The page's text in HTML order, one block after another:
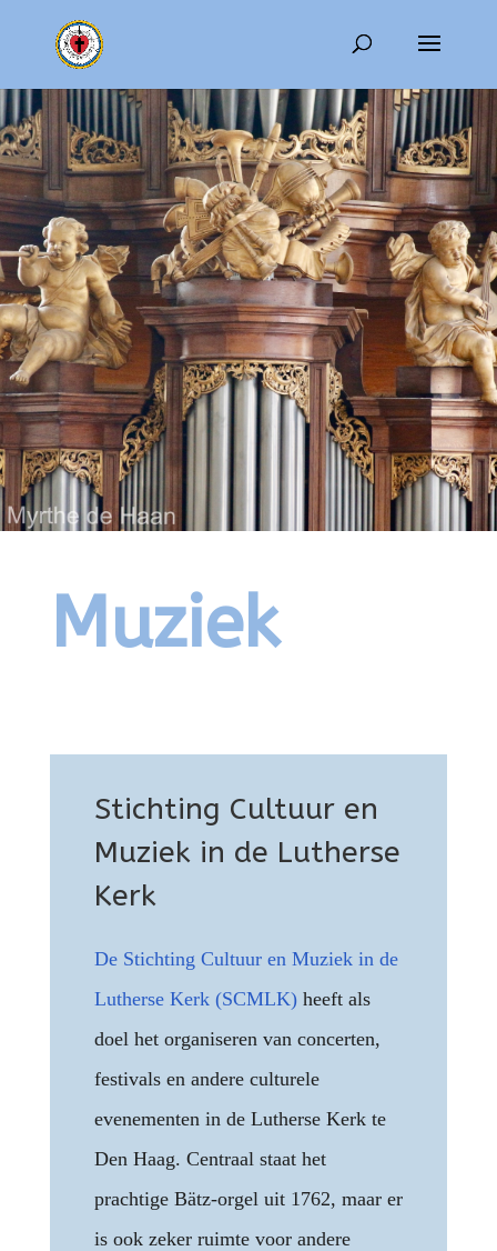
Muziek
Stichting Cultuur en
Muziek in de Lutherse
Kerk
De Stichting Cultuur en Muziek in de
Lutherse Kerk (SCMLK)heeft als
doel het organiseren van concerten,
festivals en andere culturele
evenementen in de Lutherse Kerk te
Den Haag. Centraal staat het
prachtige Bätz-orgel uit 1762, maar er
is ook zeker ruimte voor andere